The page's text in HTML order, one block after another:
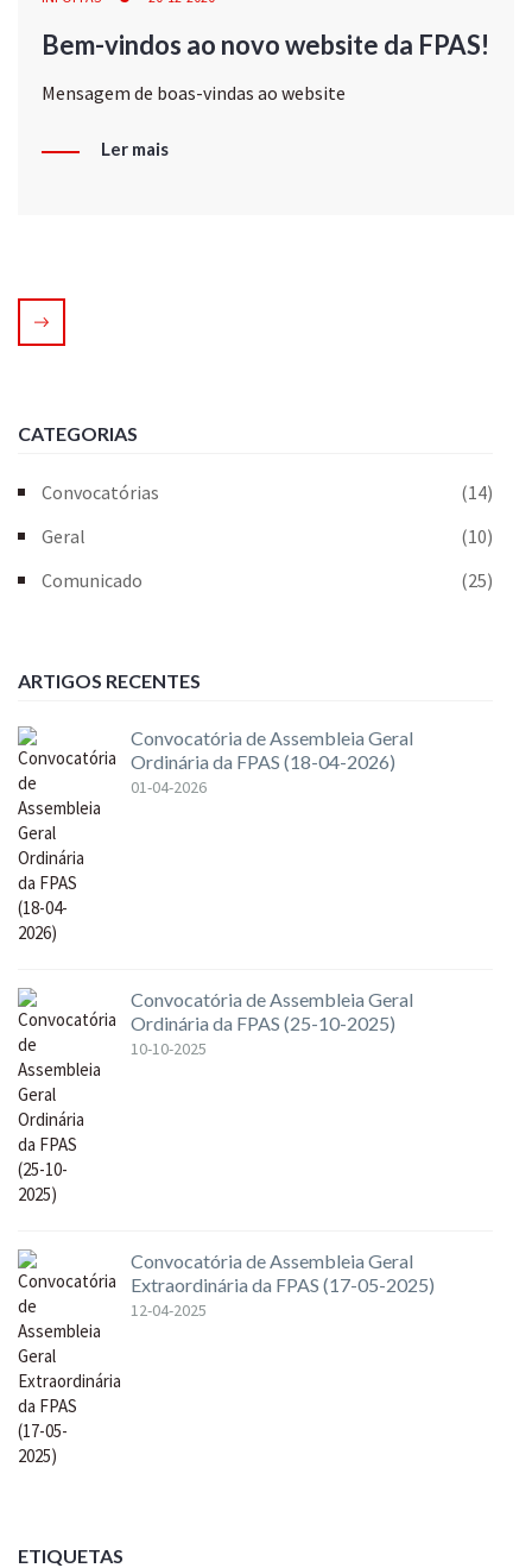
Bem-vindos ao novo website da FPAS!
Mensagem de boas-vindas ao website
Ler mais
CATEGORIAS
Convocatórias
(14)
Geral
(10)
Comunicado
(25)
ARTIGOS RECENTES
Convocatória de Assembleia Geral
Ordinária da FPAS (18-04-2026)
01-04-2026
Convocatória de Assembleia Geral
Ordinária da FPAS (25-10-2025)
10-10-2025
Convocatória de Assembleia Geral
Extraordinária da FPAS (17-05-2025)
12-04-2025
ETIQUETAS